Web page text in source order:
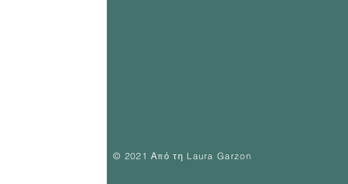
© 2021 Από τη Laura Garzon